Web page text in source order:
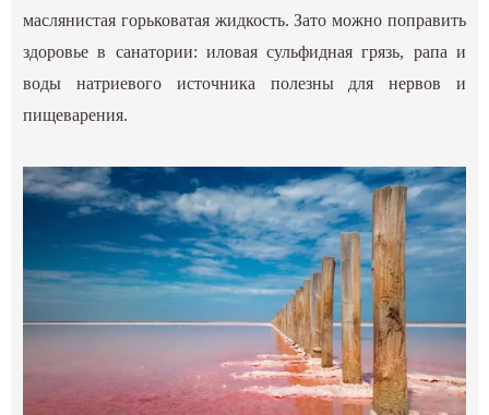
маслянистая горьковатая жидкость. Зато можно поправить
здоровье в санатории: иловая сульфидная грязь, рапа и
воды натриевого источника полезны для нервов и
пищеварения.